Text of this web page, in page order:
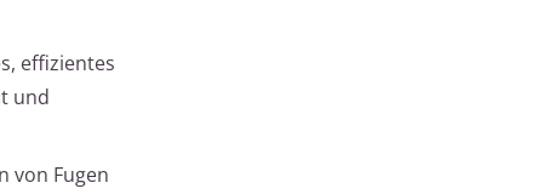
effizientes
und
von Fugen